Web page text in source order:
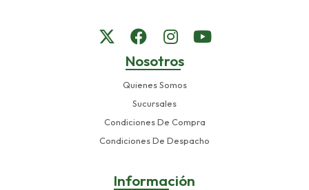
Nosotros
Quienes Somos
Sucursales
Condiciones De Compra
Condiciones De Despacho
Información